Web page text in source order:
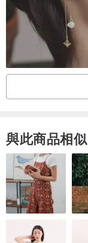
與此商品相似